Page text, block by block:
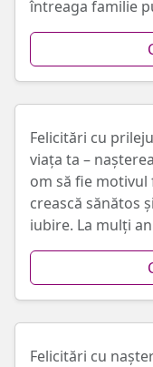
întreaga familie
Felicitări cu
viața ta –
om să fie motivul
crească sănătos
iubire. La mulți
Felicitări cu